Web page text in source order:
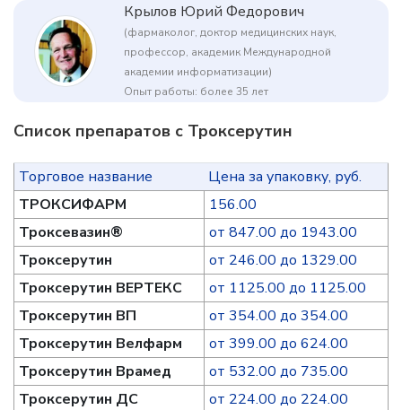
Крылов Юрий Федорович
(фармаколог, доктор медицинских наук,
профессор, академик Международной
академии информатизации)
Опыт работы: более 35 лет
Список препаратов с Троксерутин
Торговое название
Цена за упаковку, руб.
ТРОКСИФАРМ
156.00
Троксевазин®
от 847.00 до 1943.00
Троксерутин
от 246.00 до 1329.00
Троксерутин ВЕРТЕКС
от 1125.00 до 1125.00
Троксерутин ВП
от 354.00 до 354.00
Троксерутин Велфарм
от 399.00 до 624.00
Троксерутин Врамед
от 532.00 до 735.00
Троксерутин ДС
от 224.00 до 224.00